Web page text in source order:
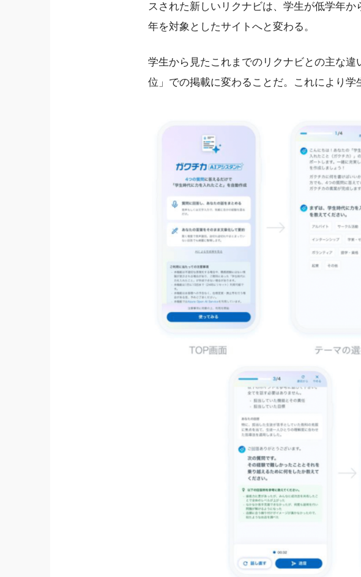
スされた新しいリクナビは、学生が低学年
年を対象としたサイトへと変わる。
学生から見たこれまでのリクナビとの主な
位」での掲載に変わることだ。これにより学